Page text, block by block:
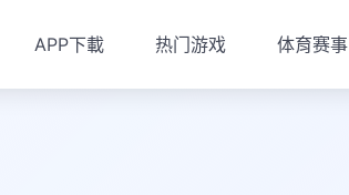
APP下載 热门游戏 体育赛事